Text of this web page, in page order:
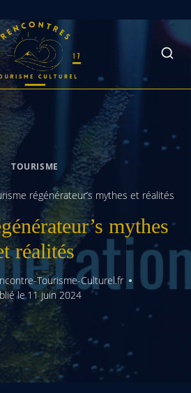
TOURISME
régénérateur’s mythes et réalités
mythes
réalités
Tourisme-Culturel.fr
le 11 juin 2024